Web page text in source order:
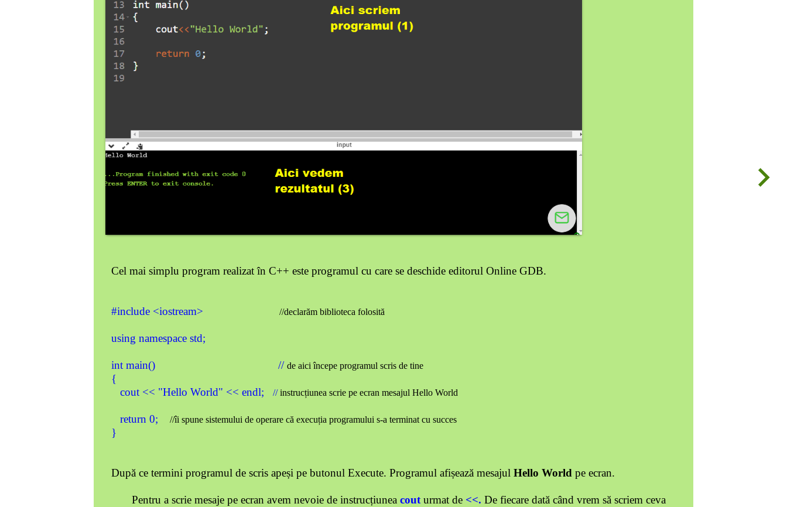
Cel mai simplu program realizat în C++ este programul cu care se deschide editorul Online GDB.
#include <iostream> //declarăm biblioteca folosită
using namespace std;
int main() // de aici începe programul scris de tine
{
cout << "Hello World" << endl;
//instrucțiunea scrie pe ecran mesajul Hello World
return 0; //îi spune sistemului de operare că execuția programului s-a terminat cu succes
}
După ce termini programul de scris apeși pe butonul Execute. Programul afișează mesajul Hello World pe ecran.
Pentru a scrie mesaje pe ecran avem nevoie de instrucțiunea couturmat de <<. De fiecare dată când vrem să scriem ceva